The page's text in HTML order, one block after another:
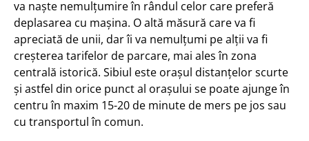
va naște nemulțumire în rândul celor care preferă
deplasarea cu mașina. O altă măsură care va fi
apreciată de unii, dar îi va nemulțumi pe alții va fi
creșterea tarifelor de parcare, mai ales în zona
centrală istorică. Sibiul este orașul distanțelor scurte
și astfel din orice punct al orașului se poate ajunge în
centru în maxim 15-20 de minute de mers pe jos sau
cu transportul în comun.